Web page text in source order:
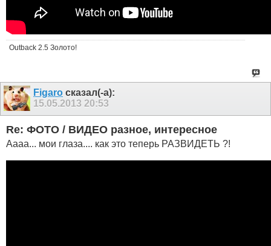
Outback 2.5 Золото!
Figaro сказал(-а):
15.05.2013 20:53
Re: ФОТО / ВИДЕО разное, интересное
Аааа... мои глаза.... как это теперь РАЗВИДЕТЬ ?!